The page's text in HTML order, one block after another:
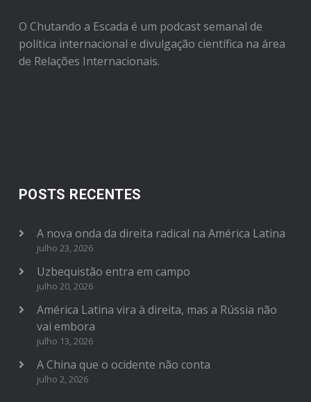
O Chutando a Escada é um podcast semanal de
política internacional e divulgação científica na área
de Relações Internacionais.
POSTS RECENTES
A nova onda da direita radical na América Latina
julho 23, 2026
Uzbequistão entra em campo
julho 20, 2026
América Latina vira à direita, mas a Rússia não
vai embora
julho 13, 2026
A China que o ocidente não conta
julho 2, 2026